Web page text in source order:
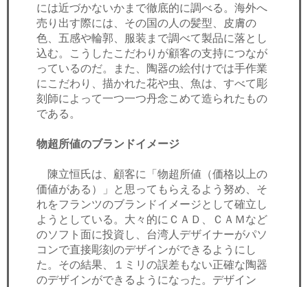
には近づかないかまで徹底的に調べる。海外へ
売り出す際には、その国の人の髪型、皮膚の
色、五感や輪郭、服装まで調べて製品に落とし
込む。こうしたこだわりが顧客の支持につなが
っているのだ。また、陶器の絵付けでは手作業
にこだわり、描かれた花や虫、魚は、すべて彫
刻師によって一つ一つ丹念こめて造られたもの
である。
物超所値のブランドイメージ
陳立恒氏は、顧客に「物超所値（価格以上の
価値がある）」と思ってもらえるよう努め、そ
れをフランツのブランドイメージとして確立し
ようとしている。大々的にＣＡＤ、ＣＡＭなど
のソフト面に投資し、台湾人デザイナーがパソ
コンで直接彫刻のデザインができるようにし
た。その結果、１ミリの誤差もない正確な陶器
のデザインができるようになった。デザイン